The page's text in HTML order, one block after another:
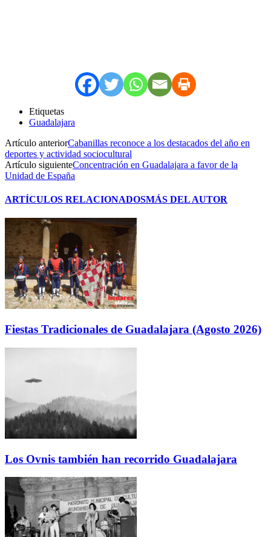
Etiquetas
Guadalajara
Artículo anteriorCabanillas reconoce a los destacados del año en
deportes y actividad sociocultural
Artículo siguienteConcentración en Guadalajara a favor de la
Unidad de España
ARTÍCULOS RELACIONADOSMÁS DEL AUTOR
Fiestas Tradicionales de Guadalajara (Agosto 2026)
Los Ovnis también han recorrido Guadalajara